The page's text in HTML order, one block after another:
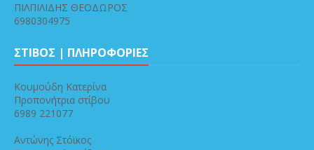
ΠΙΛΠΙΛΙΔΗΣ ΘΕΟΔΩΡΟΣ
6980304975
ΣΤΙΒΟΣ | ΠΛΗΡΟΦΟΡΙΕΣ
Κουμούδη Κατερίνα
Προπονήτρια στίβου
6989 221077
Αντώνης Στόϊκος